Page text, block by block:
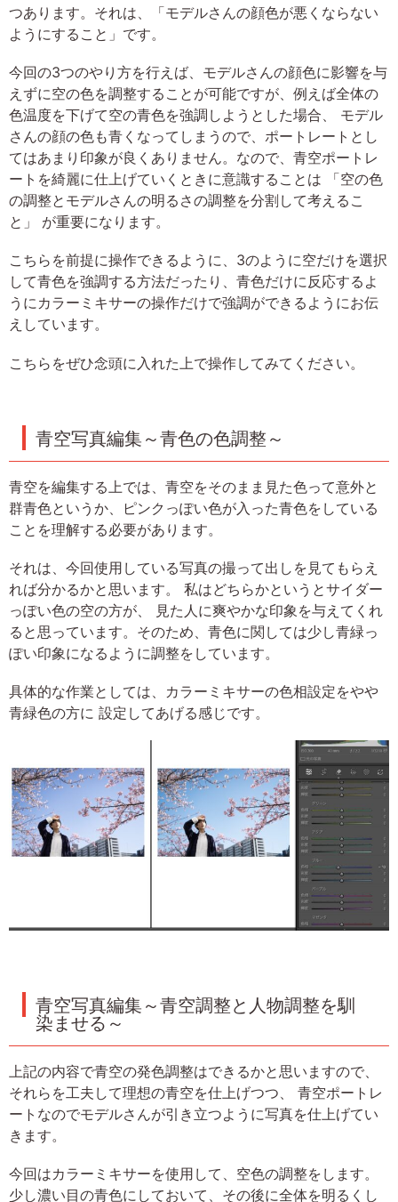
つあります。それは、「モデルさんの顔色が悪くならない
ようにすること」です。
今回の3つのやり方を行えば、モデルさんの顔色に影響を与
えずに空の色を調整することが可能ですが、例えば全体の
色温度を下げて空の青色を強調しようとした場合、 モデル
さんの顔の色も青くなってしまうので、ポートレートとし
てはあまり印象が良くありません。なので、青空ポートレ
ートを綺麗に仕上げていくときに意識することは 「空の色
の調整とモデルさんの明るさの調整を分割して考えるこ
と」 が重要になります。
こちらを前提に操作できるように、3のように空だけを選択
して青色を強調する方法だったり、青色だけに反応するよ
うにカラーミキサーの操作だけで強調ができるようにお伝
えしています。
こちらをぜひ念頭に入れた上で操作してみてください。
青空写真編集～青色の色調整～
青空を編集する上では、青空をそのまま見た色って意外と
群青色というか、ピンクっぽい色が入った青色をしている
ことを理解する必要があります。
それは、今回使用している写真の撮って出しを見てもらえ
れば分かるかと思います。 私はどちらかというとサイダー
っぽい色の空の方が、 見た人に爽やかな印象を与えてくれ
ると思っています。そのため、青色に関しては少し青緑っ
ぽい印象になるように調整をしています。
具体的な作業としては、カラーミキサーの色相設定をやや
青緑色の方に 設定してあげる感じです。
青空写真編集～青空調整と人物調整を馴
染ませる～
上記の内容で青空の発色調整はできるかと思いますので、
それらを工夫して理想の青空を仕上げつつ、 青空ポートレ
ートなのでモデルさんが引き立つように写真を仕上げてい
きます。
今回はカラーミキサーを使用して、空色の調整をします。
少し濃い目の青色にしておいて、その後に全体を明るくし